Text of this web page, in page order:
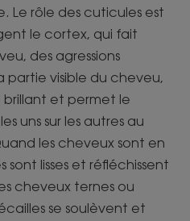
Le rôle des cuticules est
le cortex, qui fait
des agressions
partie visible du cheveu,
brillant et permet le
uns sur les autres au
les cheveux sont en
lisses et réfléchissent
cheveux ternes ou
se soulèvent et